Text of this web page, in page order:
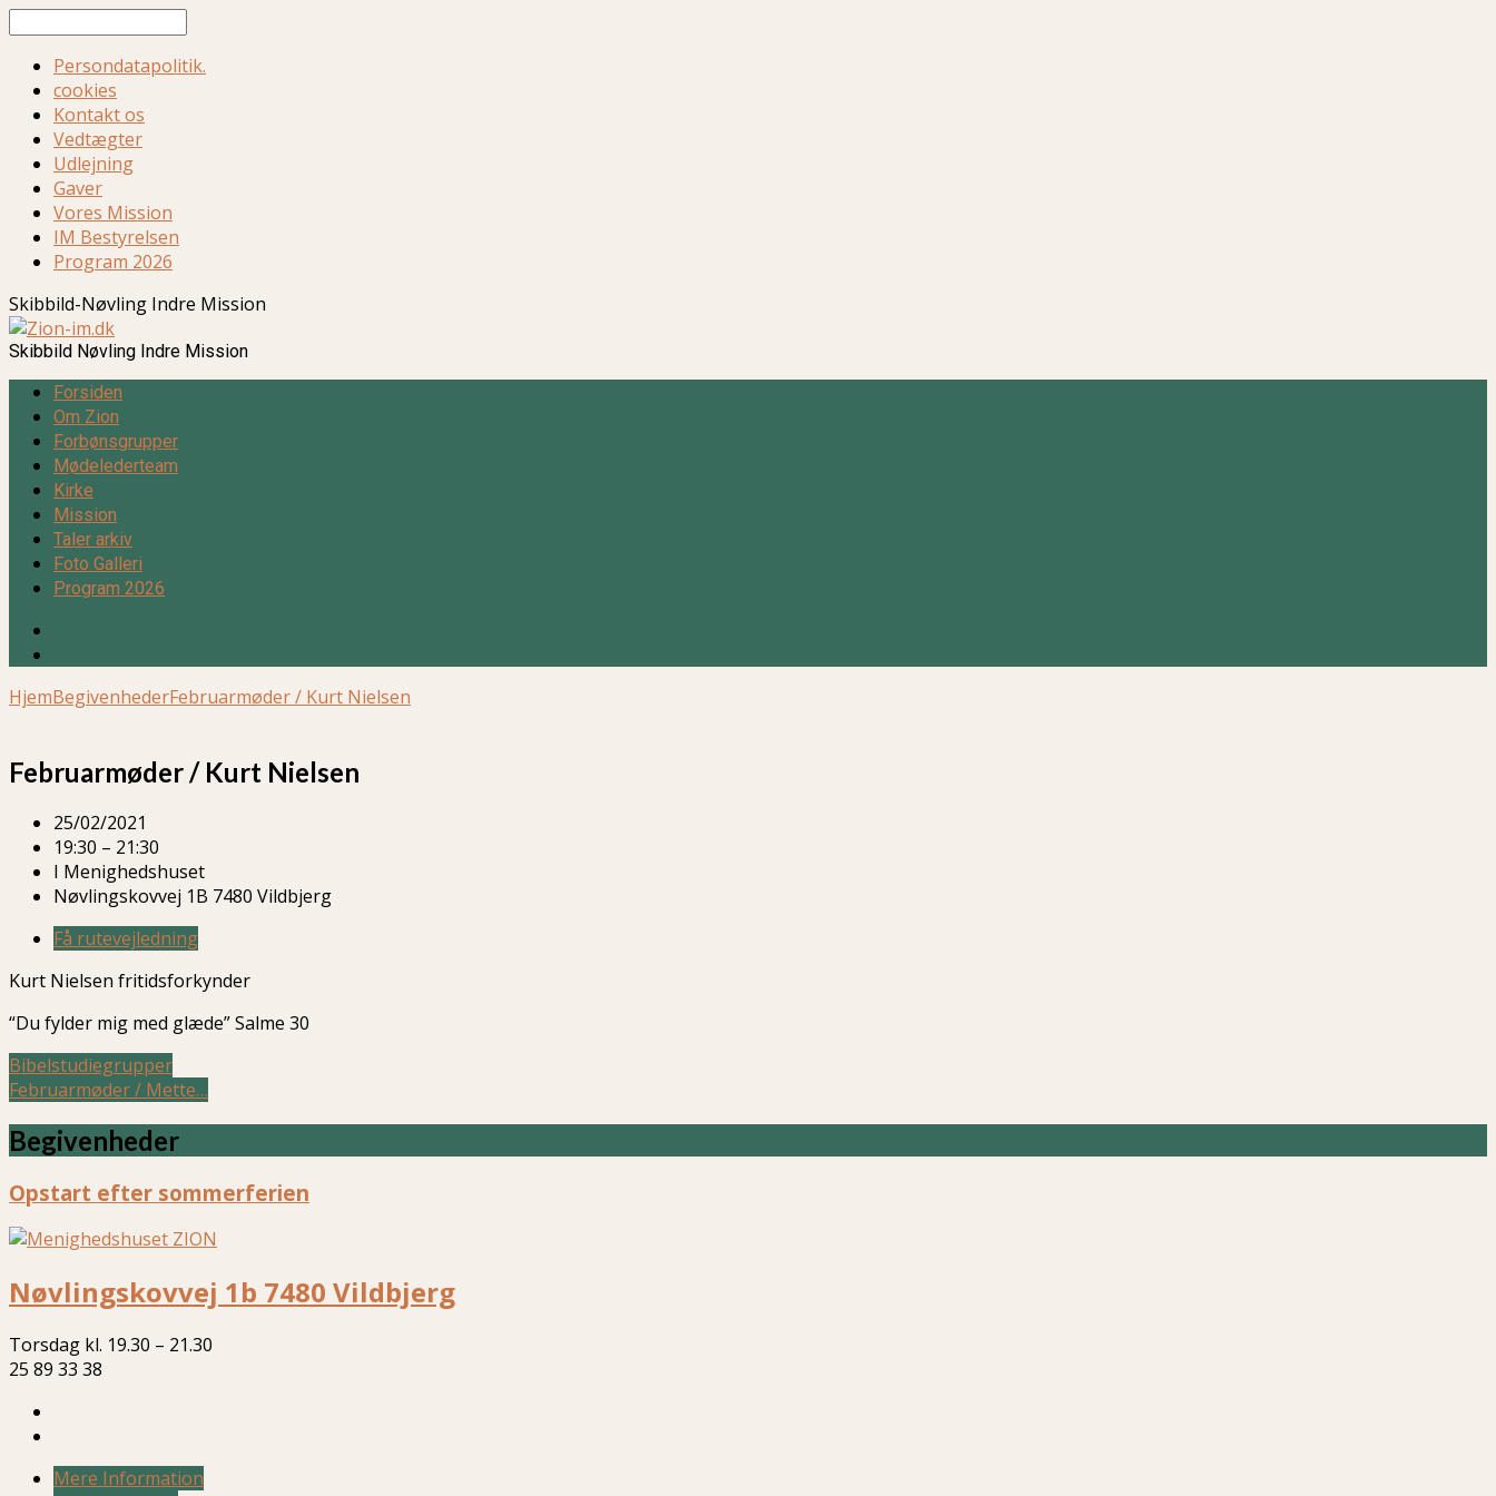
Persondatapolitik.
cookies
Kontakt os
Vedtægter
Udlejning
Gaver
Vores Mission
IM Bestyrelsen
Program 2026
Skibbild-Nøvling Indre Mission
Skibbild Nøvling Indre Mission
Forsiden
Om Zion
Forbønsgrupper
Mødelederteam
Kirke
Mission
Taler arkiv
Foto Galleri
Program 2026
HjemBegivenhederFebruarmøder / Kurt Nielsen
Februarmøder / Kurt Nielsen
25/02/2021
19:30 – 21:30
I Menighedshuset
Nøvlingskovvej 1B 7480 Vildbjerg
Få rutevejledning
Kurt Nielsen fritidsforkynder
“Du fylder mig med glæde” Salme 30
Bibelstudiegrupper
Februarmøder / Mette…
Begivenheder
Opstart efter sommerferien
Nøvlingskovvej 1b 7480 Vildbjerg
Torsdag kl. 19.30 – 21.30
25 89 33 38
Mere Information